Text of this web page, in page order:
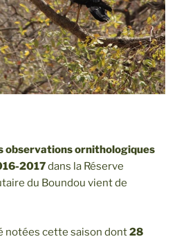
observations ornithologiques
2017dans la Réserve
du Boundou vient de
notées cette saison dont28